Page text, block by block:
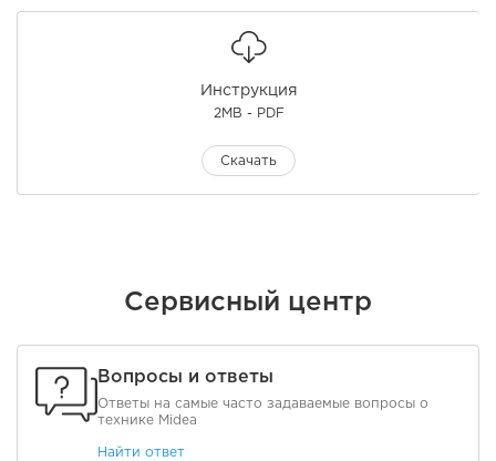
Инструкция
2MB - PDF
Скачать
Сервисный центр
Вопросы и ответы
Ответы на самые часто задаваемые вопросы о
технике Midea
Найти ответ